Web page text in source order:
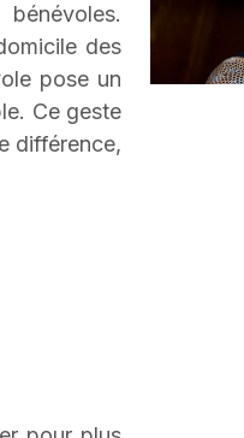
des
pose un
Ce geste
différence,